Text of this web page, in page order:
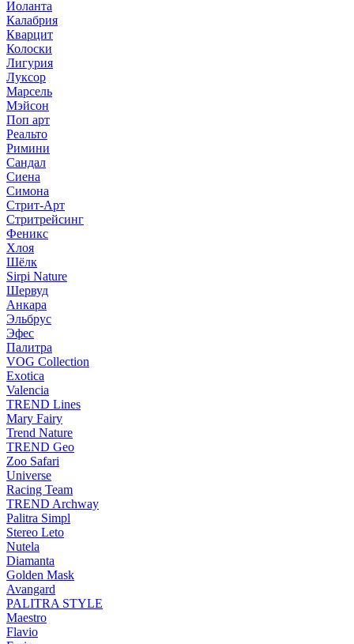
Иоланта
Калабрия
Кварцит
Колоски
Лигурия
Луксор
Марсель
Мэйсон
Поп арт
Реальто
Римини
Сандал
Сиена
Симона
Стрит-Арт
Стритрейсинг
Феникс
Хлоя
Шёлк
Sirpi Nature
Шервуд
Анкара
Эльбрус
Эфес
Палитра
VOG Collection
Exotica
Valencia
TREND Lines
Mary Fairy
Trend Nature
TREND Geo
Zoo Safari
Universe
Racing Team
TREND Archway
Palitra Simpl
Stereo Leto
Nutela
Diamanta
Golden Mask
Avangard
PALITRA STYLE
Maestro
Flavio